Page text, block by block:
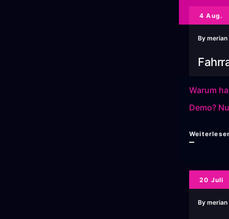
4 Aug.
By merian
Warum
Demo?
20 Juli
By merian